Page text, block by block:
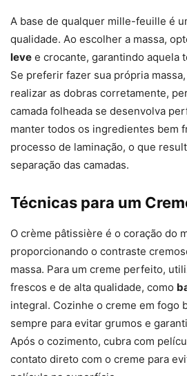
A base de qualquer mille-feuille é
qualidade. Ao escolher a massa,
leve e crocante, garantindo aquela
Se preferir fazer sua própria
realizar as dobras corretamente,
camada folheada se desenvolva
manter todos os ingredientes bem
processo de laminação, o que
separação das camadas.
Técnicas para um
O crème pâtissière é o coração do
proporcionando o contraste
massa. Para um creme perfeito,
frescos e de alta qualidade, como
integral. Cozinhe o creme em fogo
sempre para evitar grumos e
Após o cozimento, cubra com
contato direto com o creme para